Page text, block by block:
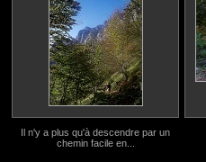
Il n'y a plus qu'à descendre par un
chemin facile en...